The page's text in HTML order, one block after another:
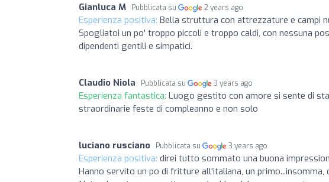
Gianluca M Pubblicata su 2 years ago
Esperienza positiva: Bella struttura con attrezzature e campi
Spogliatoi un po' troppo piccoli e troppo caldi, con nessuna
dipendenti gentili e simpatici.
Claudio Niola Pubblicata su 3 years ago
Esperienza fantastica: Luogo gestito con amore si sente di
straordinarie feste di compleanno e non solo
luciano rusciano Pubblicata su 3 years ago
Esperienza positiva: direi tutto sommato una buona
Hanno servito un po di fritture all'italiana, un